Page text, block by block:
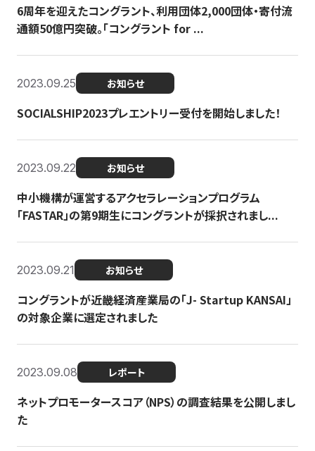
6周年を迎えたコングラント、利用団体2,000団体・寄付流
通額50億円突破。「コングラント for ...
2023.09.25 お知らせ
SOCIALSHIP2023プレエントリー受付を開始しました！
2023.09.22 お知らせ
中小機構が運営するアクセラレーションプログラム
「FASTAR」の第9期生にコングラントが採択されまし...
2023.09.21 お知らせ
コングラントが近畿経済産業局の「J- Startup KANSAI」
の対象企業に選定されました
2023.09.08 レポート
ネットプロモータースコア（NPS）の調査結果を公開しまし
た